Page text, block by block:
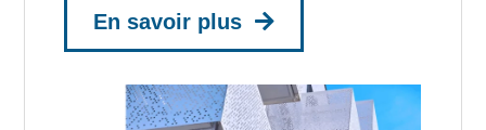
En savoir plus